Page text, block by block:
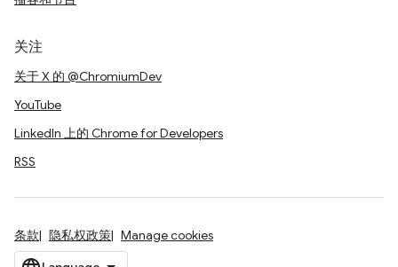
关注
关于 X 的 @ChromiumDev
YouTube
LinkedIn 上的 Chrome for Developers
RSS
条款 隐私权政策 Manage cookies